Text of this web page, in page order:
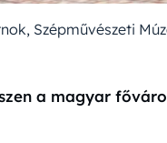
Szépművészeti
a magyar